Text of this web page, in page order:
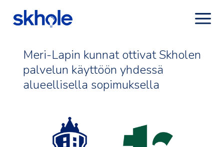
Meri-Lapin kunnat ottivat Skholen
palvelun käyttöön yhdessä
alueellisella sopimuksella